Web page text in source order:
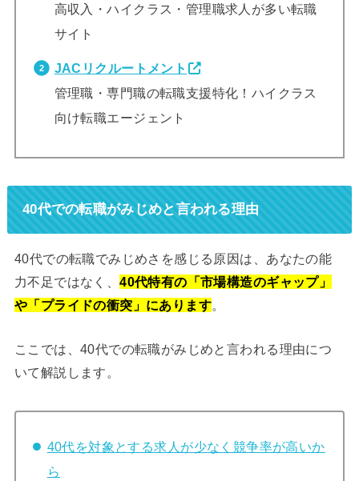
高収入・ハイクラス・管理職求人が多い転職
サイト
JACリクルートメント
管理職・専門職の転職支援特化！ハイクラス
向け転職エージェント
40代での転職がみじめと言われる理由
40代での転職でみじめさを感じる原因は、あなたの能
力不足ではなく、40代特有の「市場構造のギャップ」
や「プライドの衝突」にあります。
ここでは、40代での転職がみじめと言われる理由につ
いて解説します。
40代を対象とする求人が少なく競争率が高いか
ら